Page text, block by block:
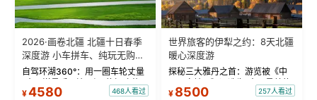
2026·画卷北疆 北疆十日春季
深度游 小车拼车、纯玩无购
物！
自驾环湖360°：用一圈车轮丈量
“大西洋最后一滴眼泪”的极致蔚
蓝。 赛湖旅拍：甄选多款风格服
¥4580 468人看过
世界旅客的伊犁之约：8天北疆
暖心深度游
探秘三大雅丹之首：游览被《中
国国家地理》评选为“中国最美的
三大雅丹”第一名的克拉玛依魔鬼
¥ 8500 257人看过